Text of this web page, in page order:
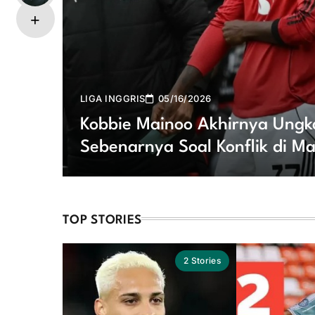
LIGA INGGRIS 05/16/2026
Kobbie Mainoo Akhirnya
Sebenarnya Soal Konflik di
TOP STORIES
2 Stories